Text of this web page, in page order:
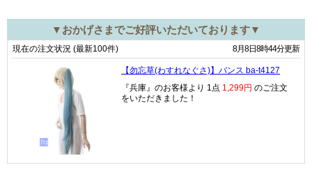
▼おかげさまでご好評いただいております▼